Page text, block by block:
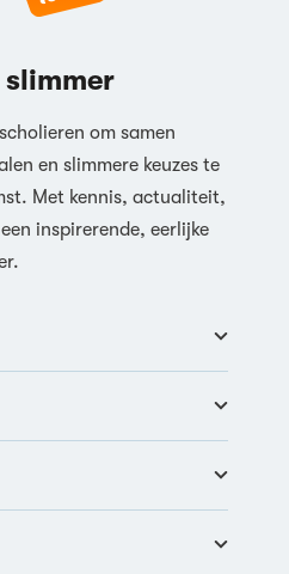
slimmer
om samen
en slimmere keuzes te
Met kennis, actualiteit,
inspirerende, eerlijke